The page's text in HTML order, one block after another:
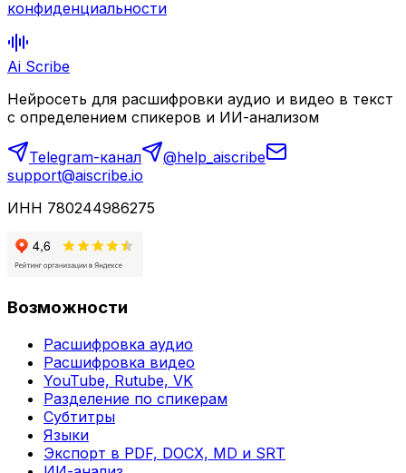
конфиденциальности
Ai Scribe
Нейросеть для расшифровки аудио и видео в текст
с определением спикеров и ИИ-анализом
Telegram-канал
@help_aiscribe
support@aiscribe.io
ИНН 780244986275
Возможности
Расшифровка аудио
Расшифровка видео
YouTube, Rutube, VK
Разделение по спикерам
Субтитры
Языки
Экспорт в PDF, DOCX, MD и SRT